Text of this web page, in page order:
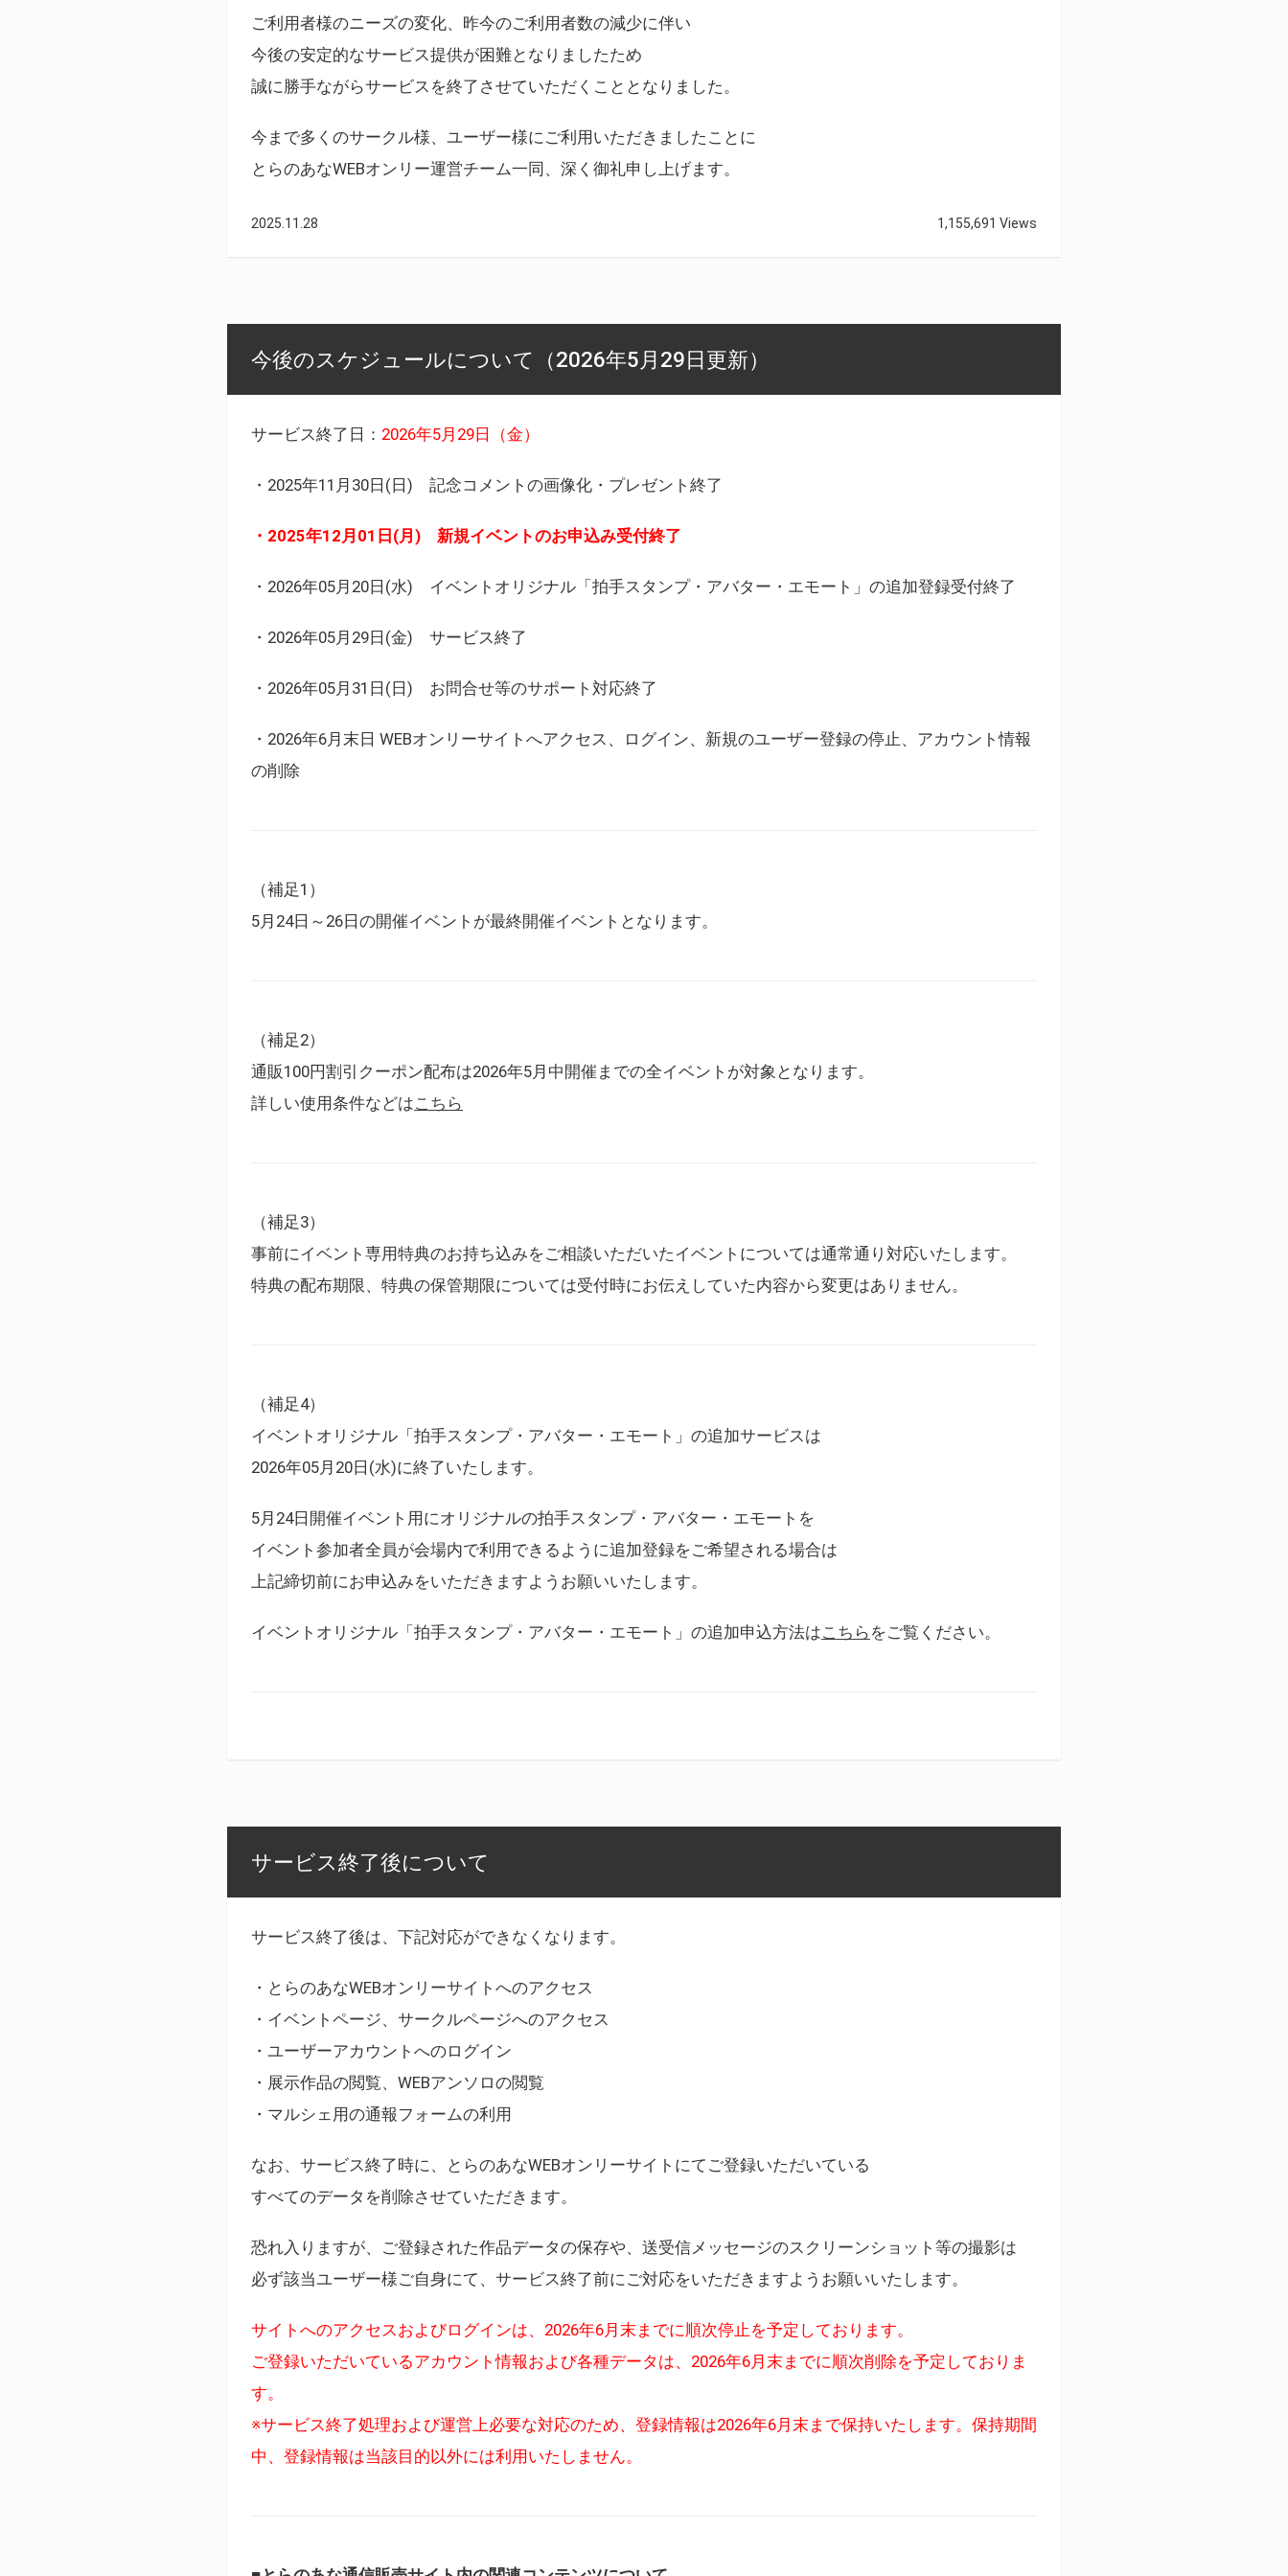
ご利用者様のニーズの変化、昨今のご利用者数の減少に伴い
今後の安定的なサービス提供が困難となりましたため
誠に勝手ながらサービスを終了させていただくこととなりました。
今まで多くのサークル様、ユーザー様にご利用いただきましたことに
とらのあなWEBオンリー運営チーム一同、深く御礼申し上げます。
2025.11.28 1,155,691 Views
今後のスケジュールについて（2026年5月29日更新）
サービス終了日： 2026年5月29日（金）
・2025年11月30日(日) 記念コメントの画像化・プレゼント終了
・2025年12月01日(月) 新規イベントのお申込み受付終了
・2026年05月20日(水) イベントオリジナル「拍手スタンプ・アバター・エモート」の追加登録受付終了
・2026年05月29日(金) サービス終了
・2026年05月31日(日) お問合せ等のサポート対応終了
・2026年6月末日 WEBオンリーサイトへアクセス、ログイン、新規のユーザー登録の停止、アカウント情報
の削除
（補足1）
5月24日～26日の開催イベントが最終開催イベントとなります。
（補足2）
通販100円割引クーポン配布は2026年5月中開催までの全イベントが対象となります。
詳しい使用条件などはこちら
（補足3）
事前にイベント専用特典のお持ち込みをご相談いただいたイベントについては通常通り対応いたします。
特典の配布期限、特典の保管期限については受付時にお伝えしていた内容から変更はありません。
（補足4）
イベントオリジナル「拍手スタンプ・アバター・エモート」の追加サービスは
2026年05月20日(水)に終了いたします。
5月24日開催イベント用にオリジナルの拍手スタンプ・アバター・エモートを
イベント参加者全員が会場内で利用できるように追加登録をご希望される場合は
上記締切前にお申込みをいただきますようお願いいたします。
イベントオリジナル「拍手スタンプ・アバター・エモート」の追加申込方法はこちら をご覧ください。
サービス終了後について
サービス終了後は、下記対応ができなくなります。
・とらのあなWEBオンリーサイトへのアクセス
・イベントページ、サークルページへのアクセス
・ユーザーアカウントへのログイン
・展示作品の閲覧、WEBアンソロの閲覧
・マルシェ用の通報フォームの利用
なお、サービス終了時に、とらのあなWEBオンリーサイトにてご登録いただいている
すべてのデータを削除させていただきます。
恐れ入りますが、ご登録された作品データの保存や、送受信メッセージのスクリーンショット等の撮影は
必ず該当ユーザー様ご自身にて、サービス終了前にご対応をいただきますようお願いいたします。
サイトへのアクセスおよびログインは、2026年6月末までに順次停止を予定しております。
ご登録いただいているアカウント情報および各種データは、2026年6月末までに順次削除を予定しておりま
す。
※サービス終了処理および運営上必要な対応のため、登録情報は2026年6月末まで保持いたします。保持期間
中、登録情報は当該目的以外には利用いたしません。